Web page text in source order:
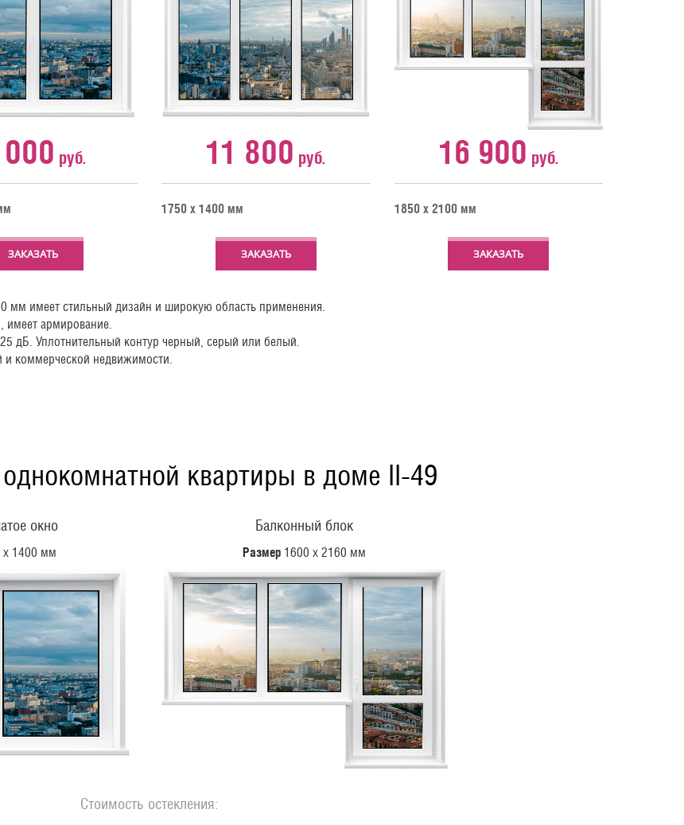
руб.
ЗАКАЗАТЬ
11 800 руб.
1750 х 1400 мм
ЗАКАЗАТЬ
16 900 руб.
1850 х 2100 мм
ЗАКАЗАТЬ
мм имеет стильный дизайн и широкую область применения.
имеет армирование.
дБ. Уплотнительный контур черный, серый или белый.
и коммерческой недвижимости.
квартиры в доме II-49
окно
1400 мм
Балконный блок
Размер 1600 х 2160 мм
Стоимость остекления: